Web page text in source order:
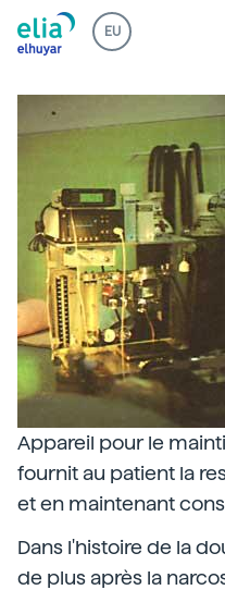
EU
Appareil pour le
fournit au patient la
et en maintenant
Dans l'histoire de la
de plus après la